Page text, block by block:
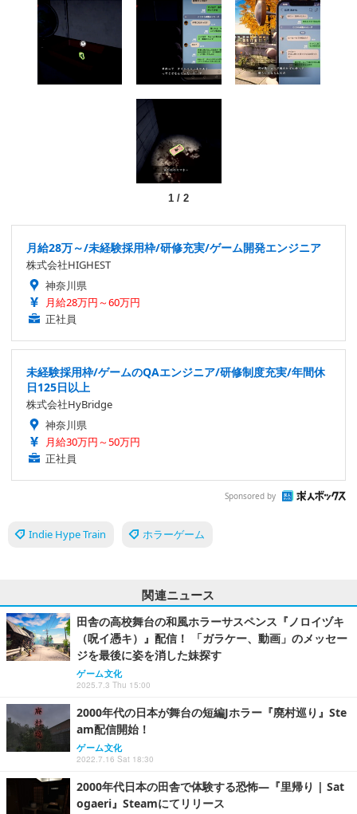
1/ 2
月給28万～/未経験採用枠/研修充実/ゲーム開発エンジニア
株式会社HIGHEST
神奈川県
月給28万円～60万円
正社員
未経験採用枠/ゲームのQAエンジニア/研修制度充実/年間休
日125日以上
株式会社HyBridge
神奈川県
月給30万円～50万円
正社員
Sponsored by
Indie Hype Train ホラーゲーム
関連ニュース
田舎の高校舞台の和風ホラーサスペンス『ノロイヅキ
（呪イ憑キ）』配信！ 「ガラケー、動画」のメッセー
ジを最後に姿を消した妹探す
ゲーム文化
2025.7.3 Thu 15:00
2000年代の日本が舞台の短編Jホラー『廃村巡り』Ste
am配信開始！
ゲーム文化
2022.7.16 Sat 18:30
2000年代日本の田舎で体験する恐怖―『里帰り | Sat
ogaeri』Steamにてリリース